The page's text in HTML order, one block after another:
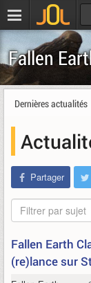
Fallen
Dernières actualités
Partager
Filtrer par sujet
Fallen Earth
(re)lance sur